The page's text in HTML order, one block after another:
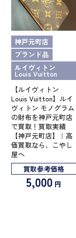
神戸元町店
ブランド品
ルイヴィトン
Louis Vuitton
【ルイヴィトン
Louis Vuitton】ルイ
ヴィトン モノグラム
の財布を神戸元町店
で買取！買取実績
【神戸元町店】｜高
価買取なら、こやし
屋へ
買取参考価格
5,000 円